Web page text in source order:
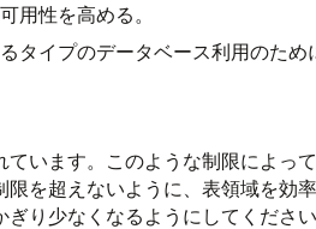
用性を高める。
イプのデータベース利用のため
います。このような制限によっ
を超えないように、表領域を効
り少なくなるようにしてくださ